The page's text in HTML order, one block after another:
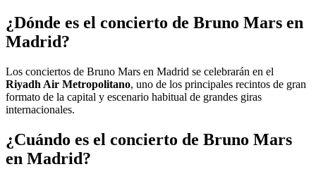
¿Dónde es el concierto de Bruno Mars en
Madrid?
Los conciertos de Bruno Mars en Madrid se celebrarán en el
Riyadh Air Metropolitano, uno de los principales recintos de gran
formato de la capital y escenario habitual de grandes giras
internacionales.
¿Cuándo es el concierto de Bruno Mars
en Madrid?